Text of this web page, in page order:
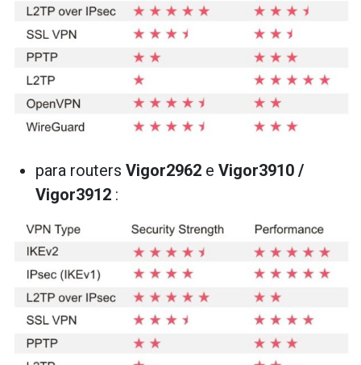
para routers Vigor2962 e Vigor3910 /
Vigor3912 :